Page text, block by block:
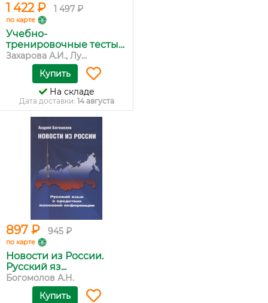
1 422 ₽ 1 497 ₽
по карте
Учебно-
тренировочные тесты
по...
Захарова А.И., Лу...
Купить
На складе
Дата доставки: 14 августа
897 ₽ 945 ₽
по карте
Новости из России.
Русский яз...
Богомолов А.Н.
Купить